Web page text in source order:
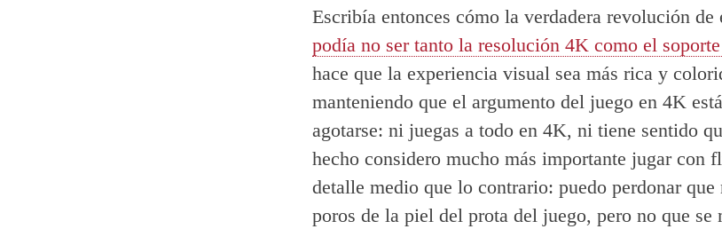
Escribía entonces cómo la verdadera revolución de
podía no ser tanto la resolución 4K como el
hace que la experiencia visual sea más rica y
manteniendo que el argumento del juego en 4K
agotarse: ni juegas a todo en 4K, ni tiene sentido
hecho considero mucho más importante jugar con
detalle medio que lo contrario: puedo perdonar que
poros de la piel del prota del juego, pero no que se